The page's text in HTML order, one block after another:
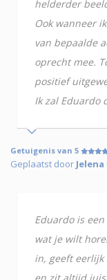
helderder
Ook wanneer
van bepaalde
oprecht mee.
positief
Ik zal Eduardo
Getuigenis van 5
Geplaatst door Jelena
Eduardo is
wat je wilt
in, geeft